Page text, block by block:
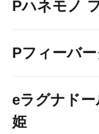
Pハネモノ
Pフィーバ
eラグナド
姫